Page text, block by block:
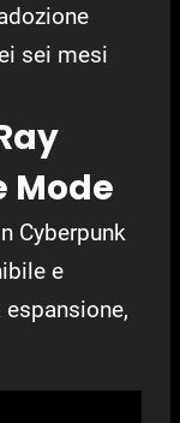
sei mesi
Mode
Cyberpunk
e
espansione,